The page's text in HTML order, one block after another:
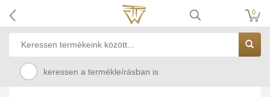
0
keressen a termékleírásban is